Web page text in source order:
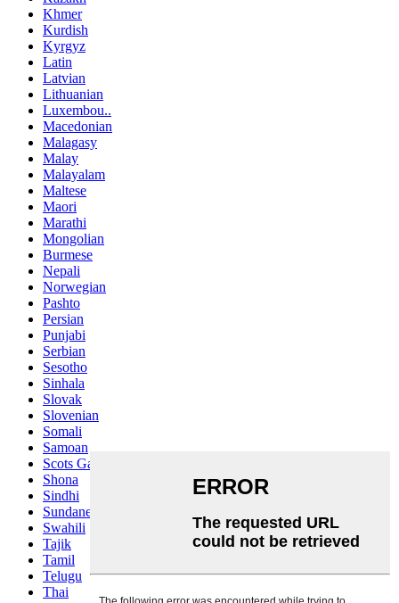
Khmer
Kurdish
Kyrgyz
Latin
Latvian
Lithuanian
Luxembou..
Macedonian
Malagasy
Malay
Malayalam
Maltese
Maori
Marathi
Mongolian
Burmese
Nepali
Norwegian
Pashto
Persian
Punjabi
Serbian
Sesotho
Sinhala
Slovak
Slovenian
Somali
Samoan
Scots Gaelic
Shona
Sindhi
Sundanese
Swahili
Tajik
Tamil
Telugu
Thai